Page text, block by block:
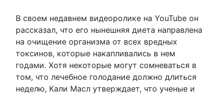
В своем недавнем видеоролике на YouTube он
рассказал, что его нынешняя диета направлена
на очищение организма от всех вредных
токсинов, которые накапливались в нем
годами. Хотя некоторые могут сомневаться в
том, что лечебное голодание должно длиться
неделю, Кали Масл утверждает, что ученые и